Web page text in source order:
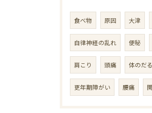
食べ物 原因 大津
自律神経の乱れ 便秘
肩こり 頭痛 体のだ
更年期障がい 腰痛